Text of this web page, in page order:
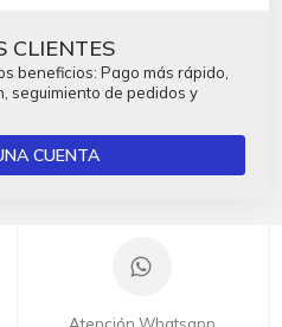
CLIENTES
beneficios: Pago más rápido,
seguimiento de pedidos y
CUENTA